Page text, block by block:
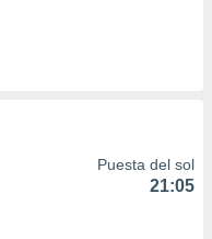
Puesta del sol
21:05